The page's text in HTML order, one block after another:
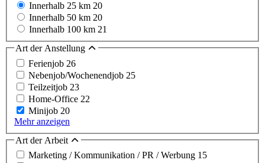
Innerhalb 25 km 20
Innerhalb 50 km 20
Innerhalb 100 km 21
Art der Anstellung
Ferienjob 26
Nebenjob/Wochenendjob 25
Teilzeitjob 23
Home-Office 22
Minijob 20
Mehr anzeigen
Art der Arbeit
Marketing / Kommunikation / PR / Werbung 15